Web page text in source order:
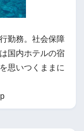
勤務。社会保障
国内ホテルの宿
思いつくままに